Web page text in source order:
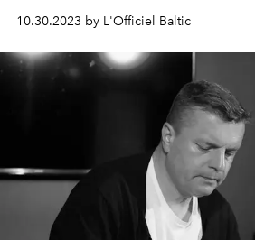
komponists Aleksandrs Boldačevs
10.30.2023 by L'Officiel Baltic